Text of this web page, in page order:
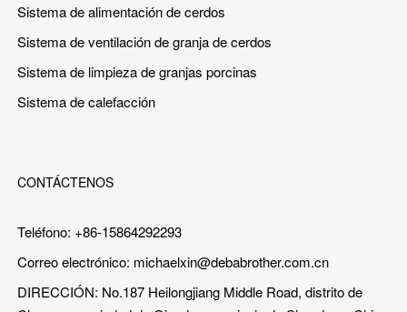
Sistema de alimentación de cerdos
Sistema de ventilación de granja de cerdos
Sistema de limpieza de granjas porcinas
Sistema de calefacción
CONTÁCTENOS
Teléfono: +86-15864292293
Correo electrónico: michaelxin@debabrother.com.cn
DIRECCIÓN: No.187 Heilongjiang Middle Road, distrito de